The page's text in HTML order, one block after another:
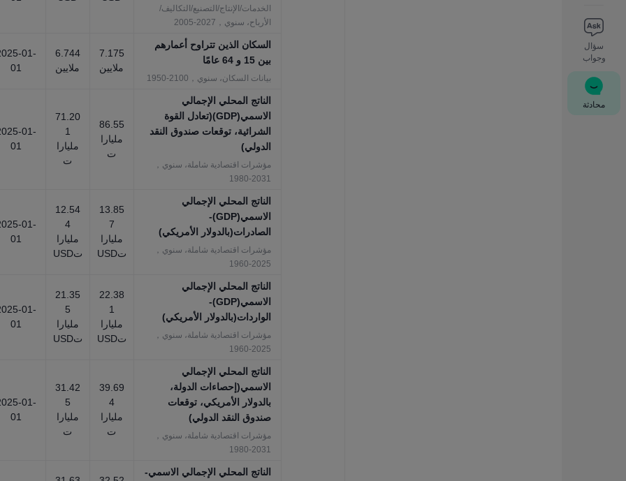
سؤال
وجواب
محادثة
الخدمات/الإنتاج/التصنيع/التكاليف/
الأرباح، سنوي，2027-2005
السكان الذين تتراوح أعمارهم
بين 15 و 64 عامًا
بيانات السكان، سنوي，2100-1950
7.175
ملايين
6.744
ملايين
01-
01
الناتج المحلي الإجمالي
الاسمي(GDP)(تعادل القوة
الشرائية، توقعات صندوق النقد
الدولي)
مؤشرات اقتصادية شاملة، سنوي，
2031-1980
86.55
مليارا
ت
71.20
1
مليارا
ت
01-
01
الناتج المحلي الإجمالي
الاسمي(GDP)-
الصادرات(بالدولار الأمريكي)
مؤشرات اقتصادية شاملة، سنوي，
2025-1960
13.85
7
مليارا
تUSD
12.54
4
مليارا
تUSD
01-
01
الناتج المحلي الإجمالي
الاسمي(GDP)-
الواردات(بالدولار الأمريكي)
مؤشرات اقتصادية شاملة، سنوي，
2025-1960
22.38
1
مليارا
تUSD
21.35
5
مليارا
تUSD
01-
01
الناتج المحلي الإجمالي
الاسمي(إحصاءات الدولة،
بالدولار الأمريكي، توقعات
صندوق النقد الدولي)
مؤشرات اقتصادية شاملة، سنوي，
2031-1980
39.69
4
مليارا
ت
31.42
5
مليارا
ت
01-
01
الناتج المحلي الإجمالي الاسمي-